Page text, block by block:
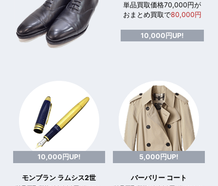
単品買取価格70,000円が
おまとめ買取で80,000円
10,000円UP!
10,000円UP!
モンブラン ラムシス2世
5,000円UP!
バーバリー コート